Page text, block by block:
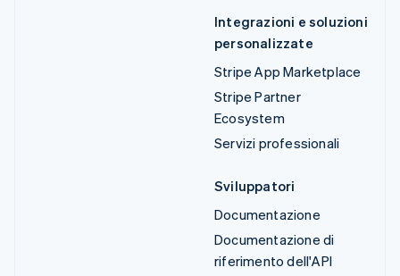
Integrazioni e soluzioni
personalizzate
Stripe App Marketplace
Stripe Partner
Ecosystem
Servizi professionali
Sviluppatori
Documentazione
Documentazione di
riferimento dell'API